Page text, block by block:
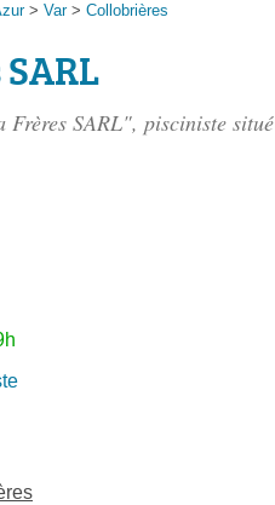
> Var> Collobrières
Frères SARL", pisciniste situé